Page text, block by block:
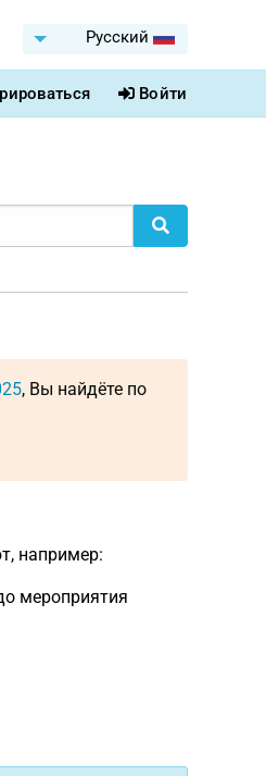
Pусский
Войти
, Вы найдёте по
например:
мероприятия